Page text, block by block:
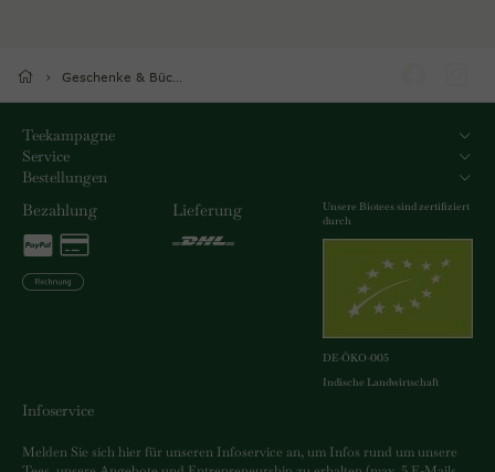
Teekampagne
Service
Bestellungen
Bezahlung
Lieferung
Unsere Biotees sind zertifiziert
durch
DE-ÖKO-005
Indische Landwirtschaft
Infoservice
Melden Sie sich hier für unseren Infoservice an, um Infos rund um unsere